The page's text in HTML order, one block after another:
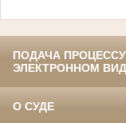
ПОДАЧА
ЭЛЕКТРОННОМ
О СУДЕ